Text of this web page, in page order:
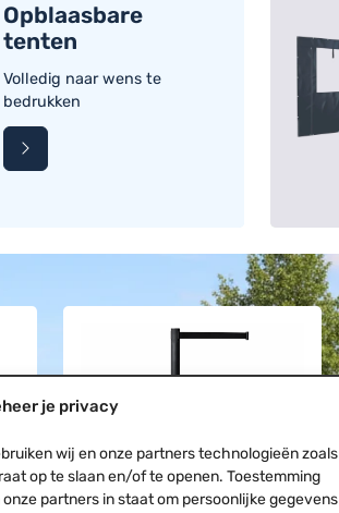
je privacy
wij en onze partners technologieën zoals
op te slaan en/of te openen. Toestemming
partners in staat om persoonlijke gegevens
Opblaasbare
tenten
Volledig naar wens te
bedrukken
Afzetpaal | Mat zwart – 2